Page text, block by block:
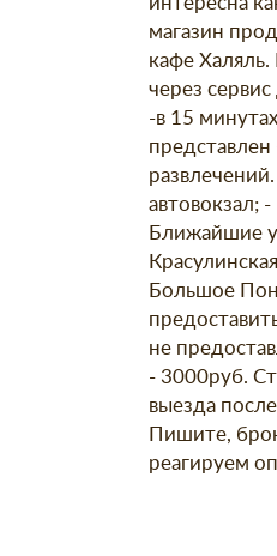
магазин
кафе
через
-в 15
автовокзал;
Ближайшие
Большое
не
- 3000руб.
выезда
Пишите,
реагируем